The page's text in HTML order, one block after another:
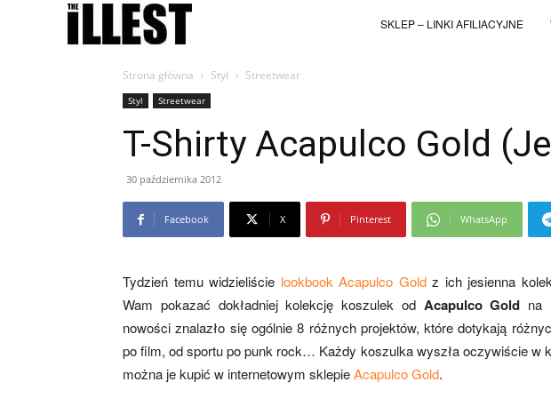
SKLEP – LINKI AFILIACYJNE
Strona główna Styl Streetwear
Styl Streetwear
T-Shirty Acapulco Gold
30 października 2012
Facebook X Pinterest WhatsApp
Tydzień temu widzieliście lookbook Acapulco Goldz ich jesienna
Wam pokazać dokładniej kolekcję koszulek od Acapulco Gold na
nowości znalazło się ogólnie 8 różnych projektów, które dotykają
po film, od sportu po punk rock… Każdy koszulka wyszła oczywiście w
można je kupić w internetowym sklepieAcapulco Gold.